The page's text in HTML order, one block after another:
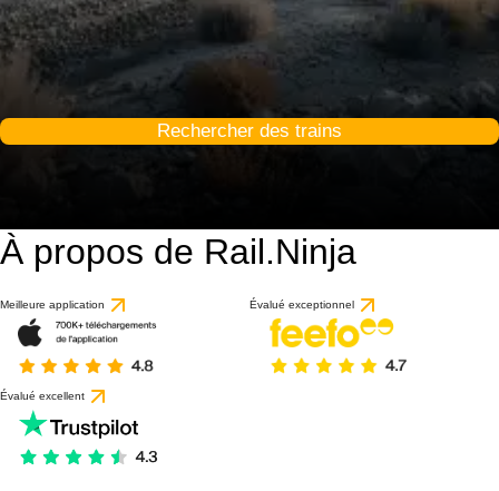
Rechercher des trains
À propos de Rail.Ninja
Meilleure application Évalué exceptionnel
Évalué excellent